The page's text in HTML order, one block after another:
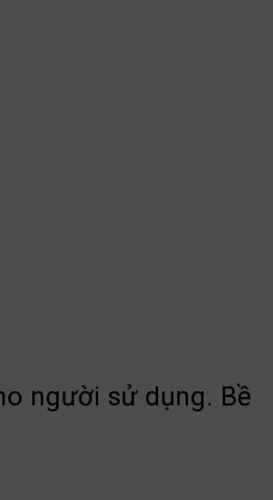
người sử dụng. Bề